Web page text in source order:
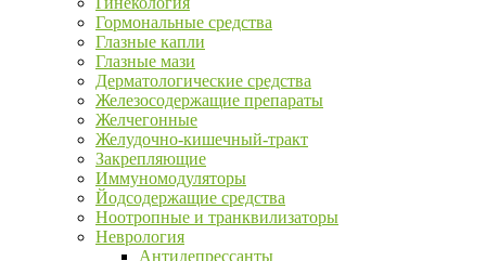
Гормональные средства
Глазные капли
Глазные мази
Дерматологические средства
Железосодержащие препараты
Желчегонные
Желудочно-кишечный-тракт
Закрепляющие
Иммуномодуляторы
Йодсодержащие средства
Ноотропные и транквилизаторы
Неврология
Антидепрессанты